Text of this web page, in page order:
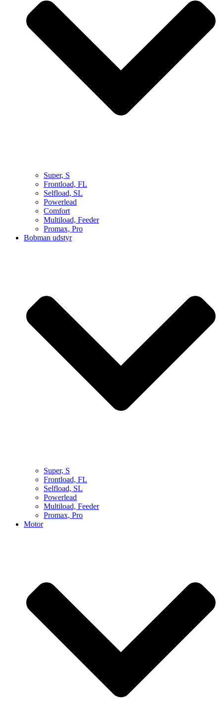
Super, S
Frontload, FL
Selfload, SL
Powerlead
Comfort
Multiload, Feeder
Promax, Pro
Bobman udstyr
Super, S
Frontload, FL
Selfload, SL
Powerlead
Multiload, Feeder
Promax, Pro
Motor